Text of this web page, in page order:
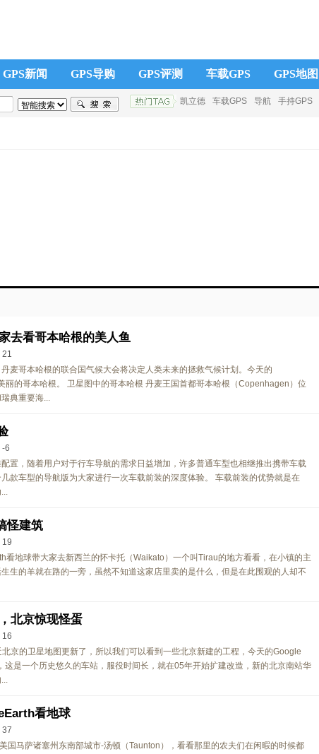
GPS新闻 GPS导购 GPS评测 车载GPS GPS地图
GPS厂商 手持GPS GPS学院 征服者电子狗 凯立德
凯立德 车载GPS 导航 手持GPS
去看哥本哈根的美人鱼
21
麦哥本哈根的联合国气候大会将决定人类未来的拯救气候计划。今天的
丽的哥本哈根。 卫星图中的哥本哈根 丹麦王国首都哥本哈根（Copenhagen）位
典重要海...
-6
置，随着用户对于行车导航的需求日益增加，许多普通车型也相继推出携带车载
款车型的导航版为大家进行一次车载前装的深度体验。 车载前装的优势就是在
怪建筑
19
看地球带大家去新西兰的怀卡托（Waikato）一个叫Tirau的地方看看，在小镇的主
生的羊就在路的一旁，虽然不知道这家店里卖的是什么，但是在此围观的人却不
北京惊现怪蛋
16
北京的卫星地图更新了，所以我们可以看到一些北京新建的工程，今天的Google
这是一个历史悠久的车站，服役时间长，就在05年开始扩建改造，新的北京南站华
看地球
37
国马萨诸塞州东南部城市-汤顿（Taunton），看看那里的农夫们在闲暇的时候都